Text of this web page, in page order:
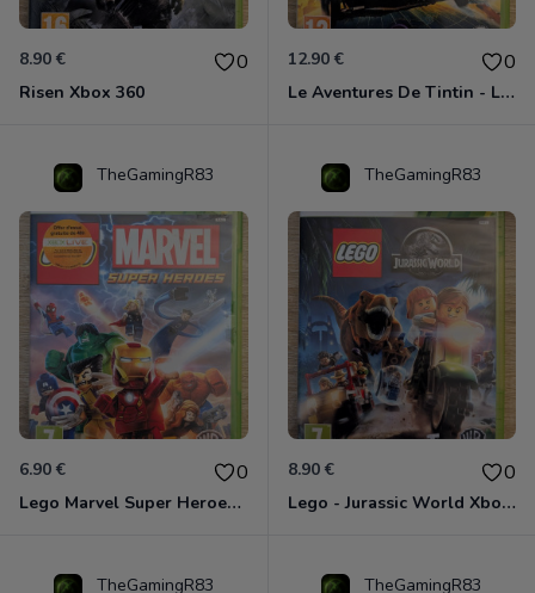
8.90 € 0
Risen Xbox 360
12.90 € 0
Le Aventures De Tintin - Le Secret De La Licorne Xbox 360
TheGamingR83
6.90 € 0
Lego Marvel Super Heroes Xbox 360
TheGamingR83
8.90 € 0
Lego - Jurassic World Xbox 360
TheGamingR83 TheGamingR83